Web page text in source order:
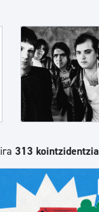
313 kointzidentzia